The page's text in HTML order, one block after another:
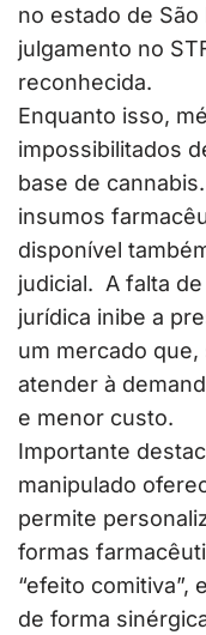
no estado de São
julgamento no
reconhecida.
Enquanto isso,
impossibilitados
base de
insumos
disponível
judicial. A falta
jurídica inibe a
um mercado
atender à
e menor custo.
Importante
manipulado
permite
formas
“efeito comitiva”,
de forma